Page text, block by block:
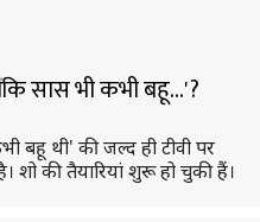
सास भी कभी बहू...'?
बहू थी' की जल्द ही टीवी पर
शो की तैयारियां शुरू हो चुकी हैं।